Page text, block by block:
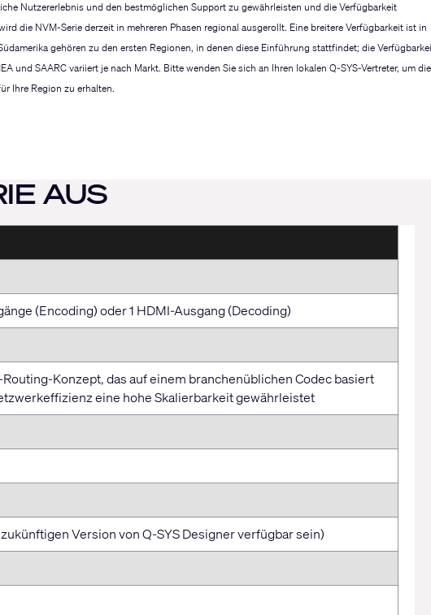
Nutzererlebnis und den bestmöglichen Support zu gewährleisten und die Verfügbarkeit
die NVM-Serie derzeit in mehreren Phasen regional ausgerollt. Eine breitere Verfügbarkeit ist in
gehören zu den ersten Regionen, in denen diese Einführung stattfindet; die
und SAARC variiert je nach Markt. Bitte wenden Sie sich an Ihren lokalen Q-SYS-Vertreter, um die
Ihre Region zu erhalten.
AUS
(Encoding) oder 1 HDMI-Ausgang (Decoding)
Routing-Konzept, das auf einem branchenüblichen Codec basiert
eine hohe Skalierbarkeit gewährleistet
Version von Q-SYS Designer verfügbar sein)